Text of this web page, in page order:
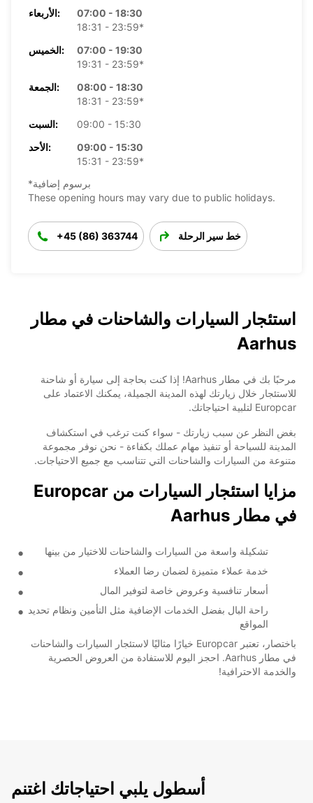
الأربعاء:
07:00 - 18:30
18:31 - 23:59*
الخميس:
07:00 - 19:30
19:31 - 23:59*
الجمعة:
08:00 - 18:30
18:31 - 23:59*
السبت:
09:00 - 15:30
الأحد:
09:00 - 15:30
15:31 - 23:59*
*برسوم إضافية
These opening hours may vary due to public holidays.
+45 (86) 363744 خط سير الرحلة
استئجار السيارات والشاحنات في مطار
Aarhus
مرحبًا بك في مطار Aarhus! إذا كنت بحاجة إلى سيارة أو شاحنة
للاستئجار خلال زيارتك لهذه المدينة الجميلة، يمكنك الاعتماد على
Europcar لتلبية احتياجاتك.
بغض النظر عن سبب زيارتك - سواء كنت ترغب في استكشاف
المدينة للسياحة أو تنفيذ مهام عملك بكفاءة - نحن نوفر مجموعة
متنوعة من السيارات والشاحنات التي تتناسب مع جميع الاحتياجات.
مزايا استئجار السيارات من Europcar
في مطار Aarhus
تشكيلة واسعة من السيارات والشاحنات للاختيار من بينها
خدمة عملاء متميزة لضمان رضا العملاء
أسعار تنافسية وعروض خاصة لتوفير المال
راحة البال بفضل الخدمات الإضافية مثل التأمين ونظام تحديد
المواقع
باختصار، تعتبر Europcar خيارًا مثاليًا لاستئجار السيارات والشاحنات
في مطار Aarhus. احجز اليوم للاستفادة من العروض الحصرية
والخدمة الاحترافية!
أسطول يلبي احتياجاتك اغتنم